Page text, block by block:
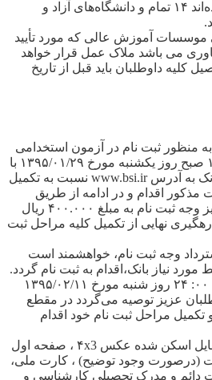
دانشگاه‌های دولتی اخذ نموده‌اند ۱۴ تمام و دانشگاه‌های آزاد و
آموزش عالی که مورد تأیید
می باشد ملاک عمل قرار خواهد
کلیه داوطلبان باید قبل از تاریخ
منظور ثبت نام در آزمون استخدامی
می بایست از ساعت ۰۰: ۱۰ صبح روز یکشنبه مورخ ۱۳۹۵/۰۱/۲۹ با
مراجعه به سایت اینترنتی بانک به آدرس www.bsi.ir نسبت به تکمیل
مذکور اقدام و در ادامه از طریق
درگاه اینترنتی نسبت به واریز وجه ثبت نام به مبلغ ۴۰۰.۰۰۰ ریال
رهگیری نهایی از تکمیل کلیه مراحل ثبت
وجه ثبت نام، خواهشمند است
نیاز بانک،اقدام به ثبت نام گردد.
۲ – مهلت ثبت نام تا ساعت ۰۰: ۲۴ روز شنبه مورخ ۱۳۹۵/۰۲/۱۱
عزیز توصیه می‌گردد در مقطع
مراحل ثبت نام خود اقدام
۳ – هنگام ثبت نام، داشتن فایل اسکن شده عکس ۴x3 ، صفحه اول
(درصورت وجود توضیح) ، کارت ملی،
دائم و مدرک تحصیلی کارشناسی و